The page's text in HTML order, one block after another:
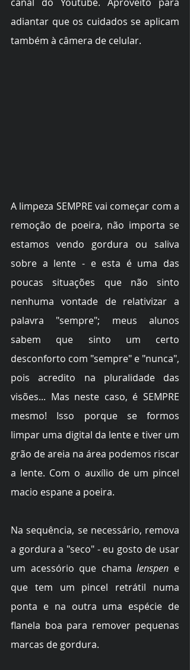
adiantar que os cuidados se aplicam
também à câmera de celular.
A limpeza SEMPRE vai começar com a
remoção de poeira, não importa se
estamos vendo gordura ou saliva
sobre a lente - e esta é uma das
poucas situações que não sinto
nenhuma vontade de relativizar a
palavra "sempre"; meus alunos
sabem que sinto um certo
desconforto com "sempre" e "nunca",
pois acredito na pluralidade das
visões... Mas neste caso, é SEMPRE
mesmo! Isso porque se formos
limpar uma digital da lente e tiver um
grão de areia na área podemos riscar
a lente. Com o auxílio de um pincel
macio espane a poeira.
Na sequência, se necessário, remova
a gordura a "seco" - eu gosto de usar
um acessório que chama lenspen e
que tem um pincel retrátil numa
ponta e na outra uma espécie de
flanela boa para remover pequenas
marcas de gordura.